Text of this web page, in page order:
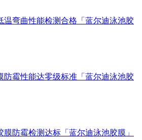
温弯曲性能检测合格「蓝尔迪泳池胶
防霉性能达零级标准「蓝尔迪泳池胶
膜防霉检测达标「蓝尔迪泳池胶膜」